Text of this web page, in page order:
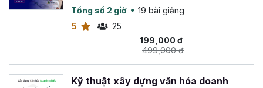
Tổng số 2 giờ
19 bài giảng
5
25
199,000 đ
499,000 đ
Kỹ thuật xây dựng văn hóa doanh